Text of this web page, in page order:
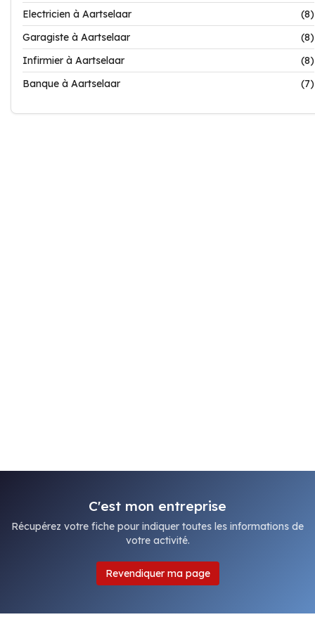
Electricien à Aartselaar
(8)
Garagiste à Aartselaar
(8)
Infirmier à Aartselaar
(8)
Banque à Aartselaar
(7)
C'est mon entreprise
Récupérez votre fiche pour indiquer toutes les informations de
votre activité.
Revendiquer ma page